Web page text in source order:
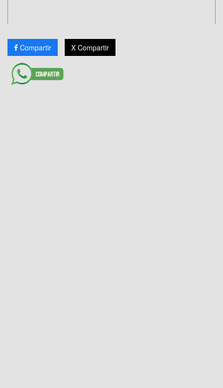
Compartir X Compartir